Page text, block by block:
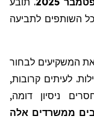
השותפים לתביעה
המשקיעים לבחור
לעיתים קרובות,
ניסיון דומה,
ממשרדים אלה